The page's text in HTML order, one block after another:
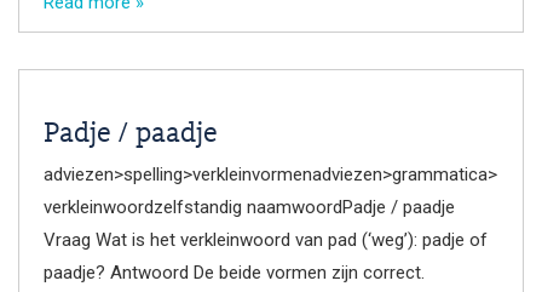
Padje / paadje
adviezen>spelling>verkleinvormenadviezen>grammatica>
verkleinwoordzelfstandig naamwoordPadje / paadje
Vraag Wat is het verkleinwoord van pad (‘weg’): padje of
paadje? Antwoord De beide vormen zijn correct.